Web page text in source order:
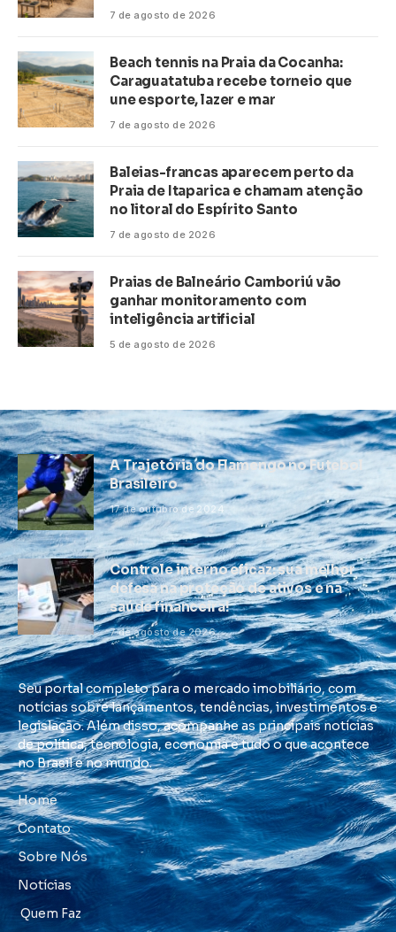
7 de agosto de 2026
Beach tennis na Praia da Cocanha:
Caraguatatuba recebe torneio que
une esporte, lazer e mar
7 de agosto de 2026
Baleias-francas aparecem perto da
Praia de Itaparica e chamam atenção
no litoral do Espírito Santo
7 de agosto de 2026
Praias de Balneário Camboriú vão
ganhar monitoramento com
inteligência artificial
5 de agosto de 2026
A Trajetória do Flamengo no Futebol
Brasileiro
17 de outubro de 2024
Controle interno eficaz: sua melhor
defesa na proteção de ativos e na
saúde financeira!
7 de agosto de 2026
Seu portal completo para o mercado imobiliário, com
notícias sobre lançamentos, tendências, investimentos e
legislação. Além disso, acompanhe as principais notícias
de política, tecnologia, economia e tudo o que acontece
no Brasil e no mundo.
Home
Contato
Sobre Nós
Notícias
Quem Faz